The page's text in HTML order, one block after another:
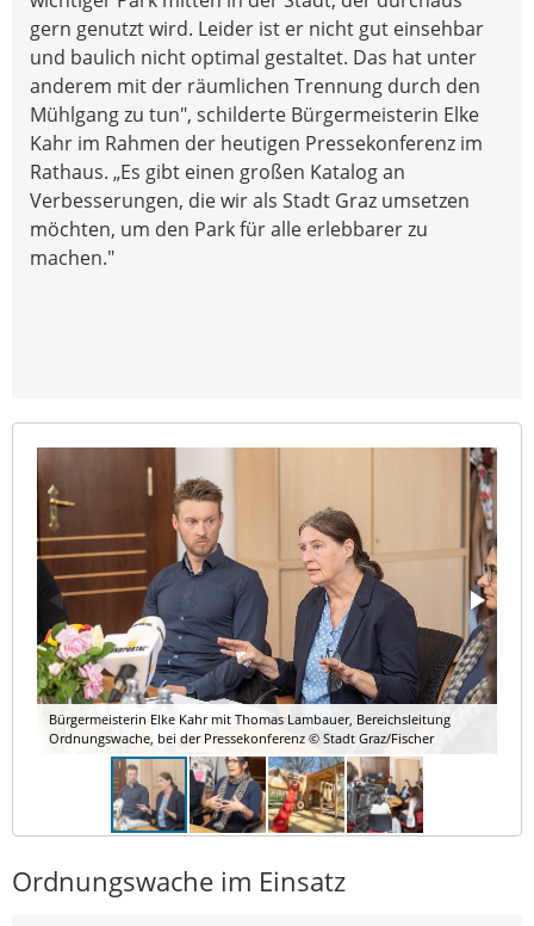
gern genutzt wird. Leider ist er nicht gut einsehbar
und baulich nicht optimal gestaltet. Das hat unter
anderem mit der räumlichen Trennung durch den
Mühlgang zu tun", schilderte Bürgermeisterin Elke
Kahr im Rahmen der heutigen Pressekonferenz im
Rathaus. „Es gibt einen großen Katalog an
Verbesserungen, die wir als Stadt Graz umsetzen
möchten, um den Park für alle erlebbarer zu
machen."
Bürgermeisterin Elke Kahr mit Thomas Lambauer, Bereichsleitung
Ordnungswache, bei der Pressekonferenz © Stadt Graz/Fischer
Ordnungswache im Einsatz